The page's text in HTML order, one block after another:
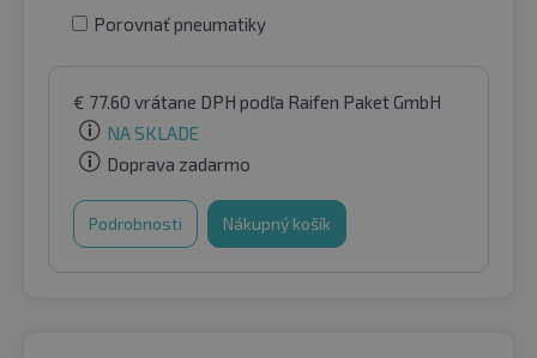
Porovnať pneumatiky
€ 77.60 vrátane DPH podľa Raifen Paket GmbH
NA SKLADE
Doprava zadarmo
Podrobnosti Nákupný košík